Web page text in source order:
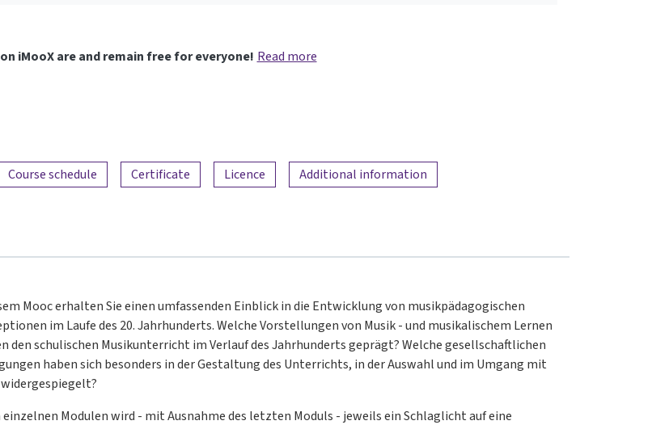
iMooX are and remain free for everyone! Read more
Course schedule Certificate Licence
Additional information
Mooc erhalten Sie einen umfassenden Einblick in die Entwicklung von musikpädagogischen
im Laufe des 20. Jahrhunderts. Welche Vorstellungen von Musik - und musikalischem Lernen
den schulischen Musikunterricht im Verlauf des Jahrhunderts geprägt? Welche gesellschaftlichen
haben sich besonders in der Gestaltung des Unterrichts, in der Auswahl und im Umgang mit
einzelnen Modulen wird - mit Ausnahme des letzten Moduls - jeweils ein Schlaglicht auf eine